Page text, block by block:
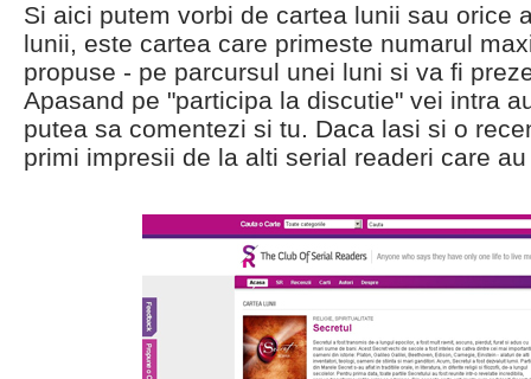
Si aici putem vorbi de cartea lunii sau orice
lunii, este cartea care primeste numarul
propuse - pe parcursul unei luni si va fi
Apasand pe "participa la discutie" vei intra
putea sa comentezi si tu. Daca lasi si o
primi impresii de la alti serial readeri care